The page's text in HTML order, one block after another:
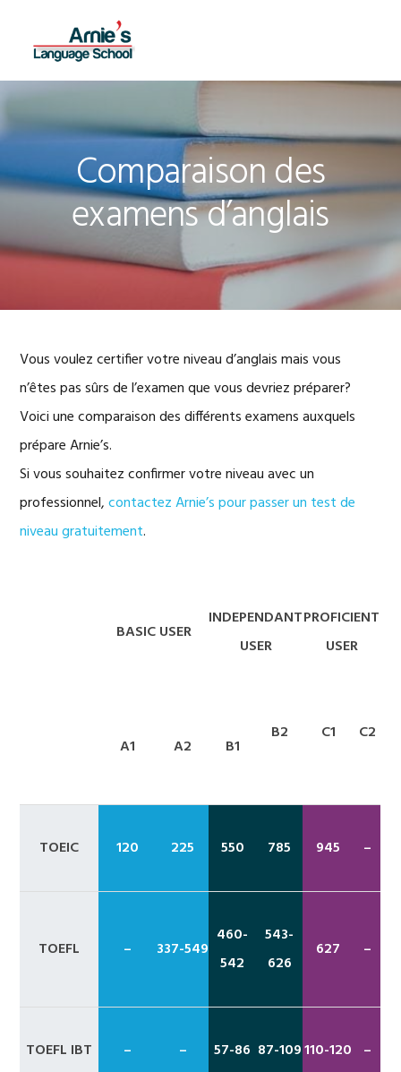
primary
navigation
content
footer
Comparaison des
examens d’anglais
Vous voulez certifier votre niveau d’anglais mais vous
n’êtes pas sûrs de l’examen que vous devriez préparer?
Voici une comparaison des différents examens auxquels
prépare Arnie’s.
Si vous souhaitez confirmer votre niveau avec un
professionnel,contactez Arnie’s pour passer un test de
niveau gratuitement.
BASIC USER
INDEPENDANT
USER
PROFICIENT
USER
A1 A2 B1
B2 C1 C2
TOEIC 120 225 550 785 945 –
TOEFL – 337-549
460-
542
543-
626
627 –
TOEFL IBT – – 57-86 87-109110-120 –